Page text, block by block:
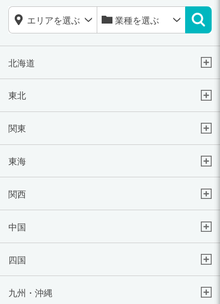
北海道
東北
関東
東海
関西
中国
四国
九州・沖縄